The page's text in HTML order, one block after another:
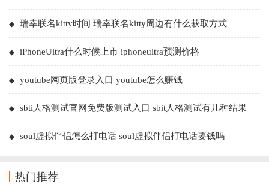
瑞幸联名kitty时间 瑞幸联名kitty周边有什么获取方式
iPhoneUltra什么时候上市 iphoneultra预测价格
youtube网页版登录入口 youtube怎么赚钱
sbti人格测试官网免费版测试入口 sbit人格测试有几种结果
soul虚拟伴侣怎么打电话 soul虚拟伴侣打电话要钱吗
热门推荐